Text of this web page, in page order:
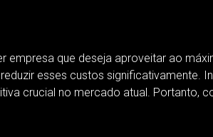
empresa que deseja aproveitar ao
esses custos significativamente.
crucial no mercado atual. Portanto,